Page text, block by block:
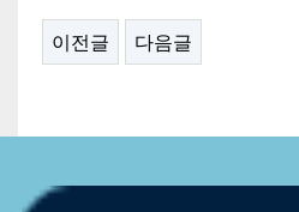
이전글 다음글